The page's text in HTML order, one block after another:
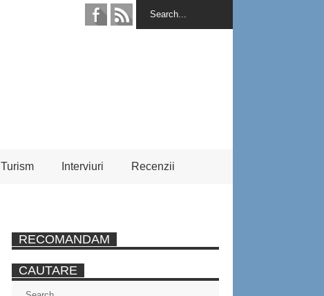
Turism Interviuri Recenzii
RECOMANDAM
CAUTARE